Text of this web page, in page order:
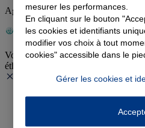
Agence évaluée RSE par l'AFNOR
Votre agence agit au quotidien pour
éthique.
mesurer les performances.
En cliquant sur le bouton
les cookies et identifiants
modifier vos choix à tout
cookies" accessible dans le
Gérer les cookies et